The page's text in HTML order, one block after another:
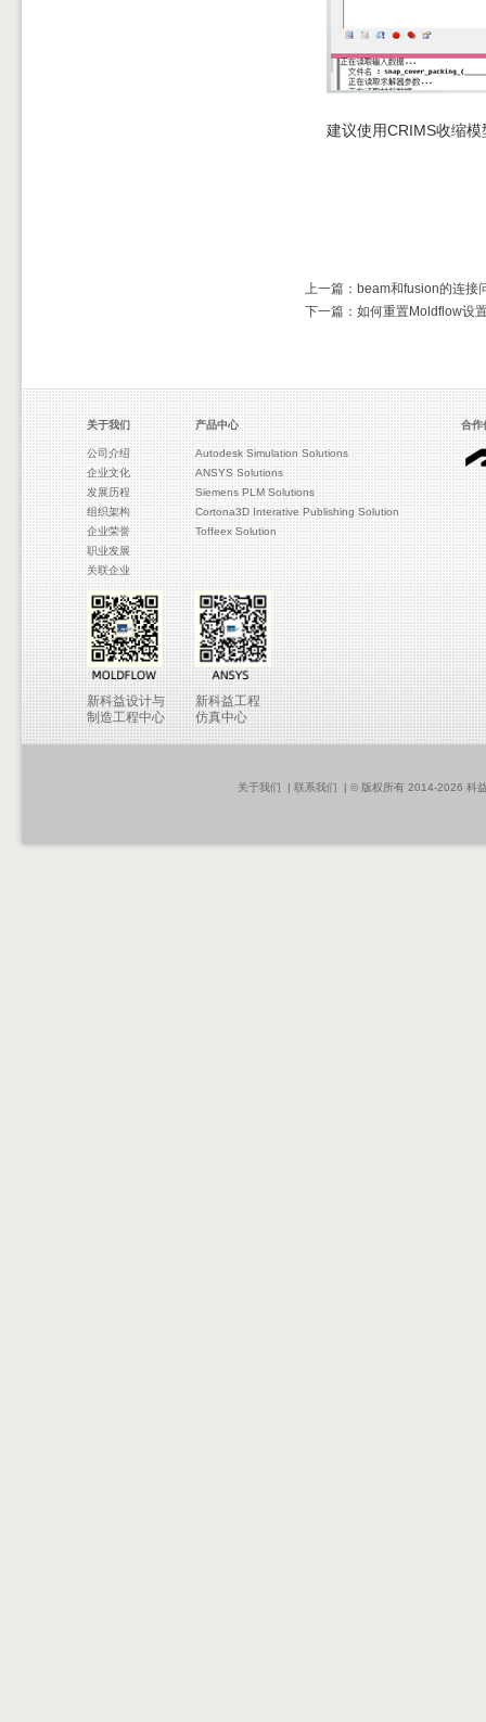
建议使用CRIMS收缩
上一篇：beam和fusion的连接
下一篇：如何重置Moldflow设
关于我们
公司介绍
企业文化
发展历程
组织架构
企业荣誉
职业发展
关联企业
新科益设计与
制造工程中心
产品中心
Autodesk Simulation Solutions
ANSYS Solutions
Siemens PLM Solutions
Cortona3D Interative Publishing Solution
Toffeex Solution
新科益工程
仿真中心
合作
关于我们 | 联系我们 | © 版权所有 2014-2026 科